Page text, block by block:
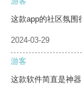
这款app的社区氛围
2024-03-29
游客
这款软件简直是神